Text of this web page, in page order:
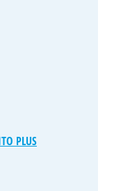
PLUS